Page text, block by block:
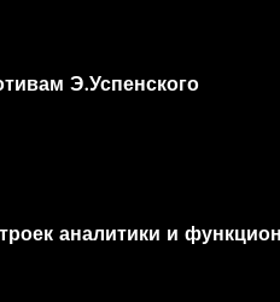
Э.Успенского
аналитики и